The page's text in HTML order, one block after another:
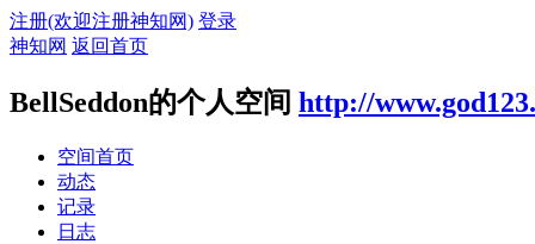
注册(欢迎注册神知网) 登录
神知网 返回首页
BellSeddon的个人空间 http://
空间首页
动态
记录
日志